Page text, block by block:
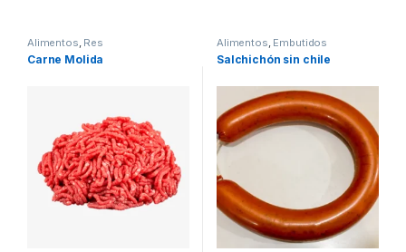
Alimentos, Res
Carne Molida
Alimentos, Embutidos
Salchichón sin chile